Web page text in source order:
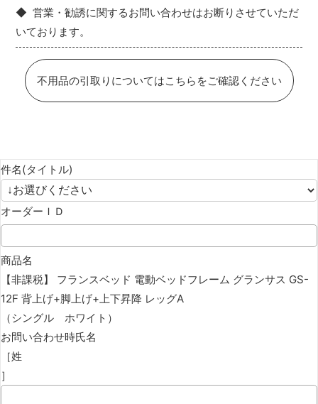
営業・勧誘に関するお問い合わせはお断りさせていただ
いております。
不用品の引取りについてはこちらをご確認ください
件名(タイトル)
オーダーＩＤ
商品名
【非課税】 フランスベッド 電動ベッドフレーム グランサス GS-
12F 背上げ+脚上げ+上下昇降 レッグA
（シングル ホワイト）
お問い合わせ時氏名
［姓
］